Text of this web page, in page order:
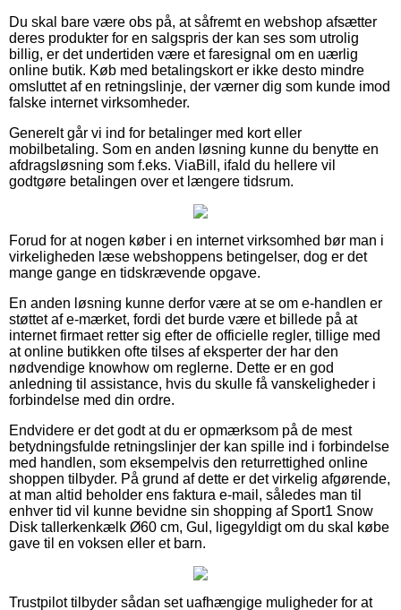
Du skal bare være obs på, at såfremt en webshop afsætter
deres produkter for en salgspris der kan ses som utrolig
billig, er det undertiden være et faresignal om en uærlig
online butik. Køb med betalingskort er ikke desto mindre
omsluttet af en retningslinje, der værner dig som kunde imod
falske internet virksomheder.
Generelt går vi ind for betalinger med kort eller
mobilbetaling. Som en anden løsning kunne du benytte en
afdragsløsning som f.eks. ViaBill, ifald du hellere vil
godtgøre betalingen over et længere tidsrum.
Forud for at nogen køber i en internet virksomhed bør man i
virkeligheden læse webshoppens betingelser, dog er det
mange gange en tidskrævende opgave.
En anden løsning kunne derfor være at se om e-handlen er
støttet af e-mærket, fordi det burde være et billede på at
internet firmaet retter sig efter de officielle regler, tillige med
at online butikken ofte tilses af eksperter der har den
nødvendige knowhow om reglerne. Dette er en god
anledning til assistance, hvis du skulle få vanskeligheder i
forbindelse med din ordre.
Endvidere er det godt at du er opmærksom på de mest
betydningsfulde retningslinjer der kan spille ind i forbindelse
med handlen, som eksempelvis den returrettighed online
shoppen tilbyder. På grund af dette er det virkelig afgørende,
at man altid beholder ens faktura e-mail, således man til
enhver tid vil kunne bevidne sin shopping af Sport1 Snow
Disk tallerkenkælk Ø60 cm, Gul, ligegyldigt om du skal købe
gave til en voksen eller et barn.
Trustpilot tilbyder sådan set uafhængige muligheder for at